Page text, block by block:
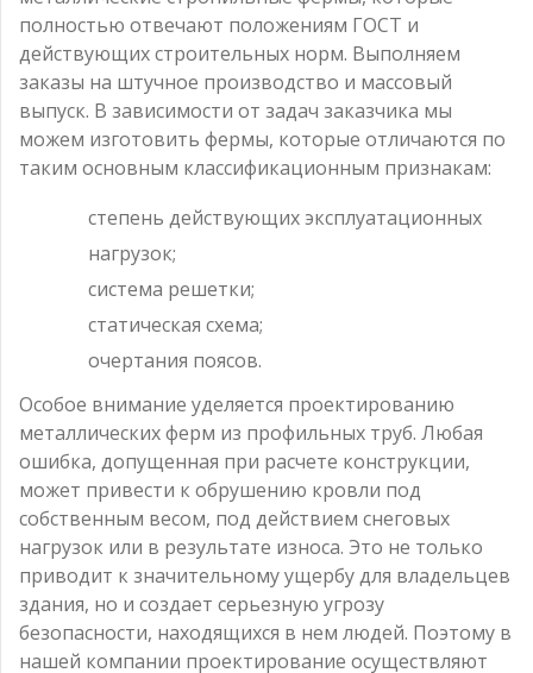
полностью отвечают положениям ГОСТ и
действующих строительных норм. Выполняем
заказы на штучное производство и массовый
выпуск. В зависимости от задач заказчика мы
можем изготовить фермы, которые отличаются по
таким основным классификационным признакам:
степень действующих эксплуатационных
нагрузок;
система решетки;
статическая схема;
очертания поясов.
Особое внимание уделяется проектированию
металлических ферм из профильных труб. Любая
ошибка, допущенная при расчете конструкции,
может привести к обрушению кровли под
собственным весом, под действием снеговых
нагрузок или в результате износа. Это не только
приводит к значительному ущербу для владельцев
здания, но и создает серьезную угрозу
безопасности, находящихся в нем людей. Поэтому в
нашей компании проектирование осуществляют